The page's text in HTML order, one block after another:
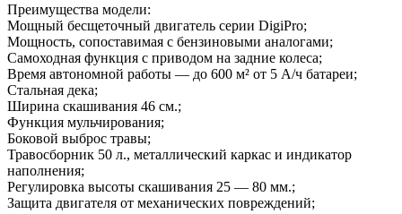
Преимущества модели:
Мощный бесщеточный двигатель серии DigiPro;
Мощность, сопоставимая с бензиновыми аналогами;
Самоходная функция с приводом на задние колеса;
Время автономной работы — до 600 м² от 5 А/ч батареи;
Стальная дека;
Ширина скашивания 46 см.;
Функция мульчирования;
Боковой выброс травы;
Травосборник 50 л., металлический каркас и индикатор
наполнения;
Регулировка высоты скашивания 25 — 80 мм.;
Защита двигателя от механических повреждений;